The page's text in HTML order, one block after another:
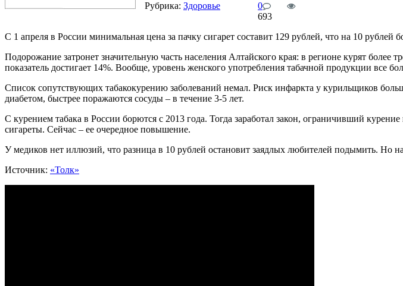
Рубрика: Здоровье
0
693
С 1 апреля в России минимальная цена за пачку сигарет составит 129 рублей, что на 10 рублей
Подорожание затронет значительную часть населения Алтайского края: в регионе курят
показатель достигает 14%. Вообще, уровень женского употребления табачной продукции все
Список сопутствующих табакокурению заболеваний немал. Риск инфаркта у курильщиков
диабетом, быстрее поражаются сосуды – в течение 3-5 лет.
С курением табака в России борются с 2013 года. Тогда заработал закон, ограничивший
сигареты. Сейчас – ее очередное повышение.
У медиков нет иллюзий, что разница в 10 рублей остановит заядлых любителей подымить. Но
Источник: «Толк»